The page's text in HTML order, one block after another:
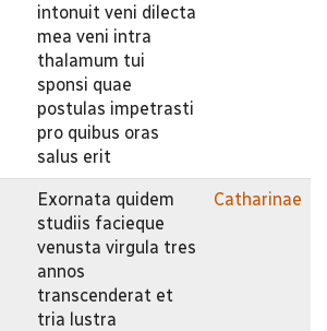
intonuit veni dilecta
mea veni intra
thalamum tui
sponsi quae
postulas impetrasti
pro quibus oras
salus erit
Exornata quidem
studiis facieque
venusta virgula tres
annos
transcenderat et
tria lustra
Catharinae